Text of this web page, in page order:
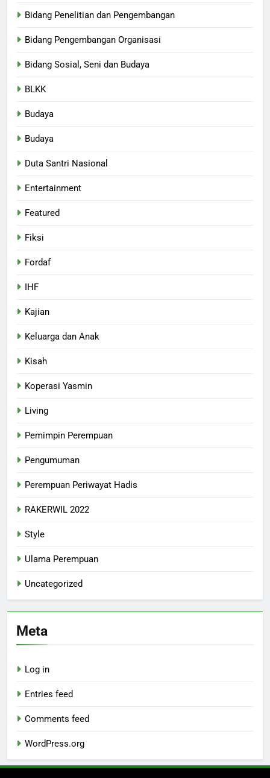
Bidang Penelitian dan Pengembangan
Bidang Pengembangan Organisasi
Bidang Sosial, Seni dan Budaya
BLKK
Budaya
Budaya
Duta Santri Nasional
Entertainment
Featured
Fiksi
Fordaf
IHF
Kajian
Keluarga dan Anak
Kisah
Koperasi Yasmin
Living
Pemimpin Perempuan
Pengumuman
Perempuan Periwayat Hadis
RAKERWIL 2022
Style
Ulama Perempuan
Uncategorized
Meta
Log in
Entries feed
Comments feed
WordPress.org